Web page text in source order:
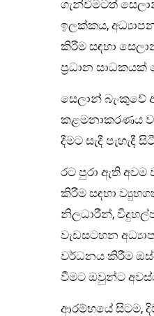
ගැන්වීමටත්
ඉලක්කය,
කිරීම සඳහා
ප්‍රධාන සාධකයක්
සෙලාන්
කළමනාකරණය
දීමට සැදී පැහැදී
රට පුරා ඇති
කිරීම සඳහා
නිලධාරීන්,
වැඩසටහන
වර්ධනය කිරීම
වීමට ඔවුන්ට
ආරම්භයේ සිටම,